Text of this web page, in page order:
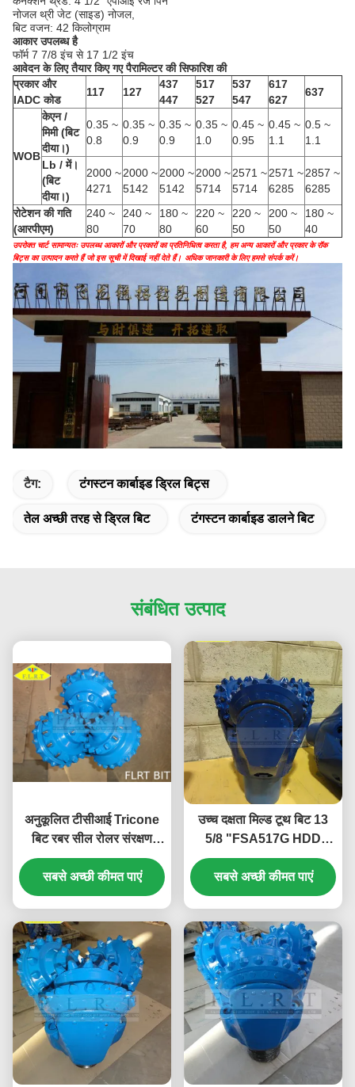
नोजल थ्री जेट (साइड) नोजल,
बिट वजन: 42 किलोग्राम
आकार उपलब्ध है
फॉर्म 7 7/8 इंच से 17 1/2 इंच
आवेदन के लिए तैयार किए गए पैरामिल्टर की सिफारिश की
प्रकार और
IADC कोड
117 127
437
447
517
527
537
547
617
627
637
WOB
केएन /
मिमी (बिट
दीया।)
0.35 ~
0.8
0.35 ~
0.9
0.35 ~
0.9
0.35 ~
1.0
0.45 ~
0.95
0.45 ~
1.1
0.5 ~
1.1
Lb / में।
(बिट
दीया।)
2000 ~
4271
2000 ~
5142
2000 ~
5142
2000 ~
5714
2571 ~
5714
2571 ~
6285
2857 ~
6285
रोटेशन की गति
(आरपीएम)
240 ~
80
240 ~
70
180 ~
80
220 ~
60
220 ~
50
200 ~
50
180 ~
40
उपरोक्त चार्ट सामान्यतः उपलब्ध आकारों और प्रकारों का प्रतिनिधित्व करता है, हम अन्य आकारों और प्रकार के रॉक
बिट्स का उत्पादन करते हैं जो इस सूची में दिखाई नहीं देते हैं। अधिक जानकारी के लिए हमसे संपर्क करें।
टैग: टंगस्टन कार्बाइड ड्रिल बिट्स
तेल अच्छी तरह से ड्रिल बिट टंगस्टन कार्बाइड डालने बिट
संबंधित उत्पाद
अनुकूलित टीसीआई Tricone
बिट रबर सील रोलर संरक्षण
पिंजरे संरक्षण के साथ
सबसे अच्छी कीमत पाएं
उच्च दक्षता मिल्ड टूथ बिट 13
5/8 "FSA517G HDD
ड्रिलिंग उपकरण एपीआई-7-1
मानक
सबसे अच्छी कीमत पाएं